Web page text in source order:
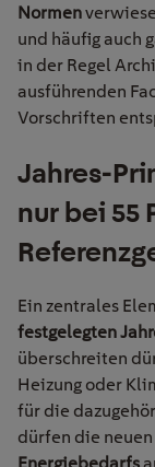
Normen
und häufig auch
in der Regel
ausführenden
Vorschriften
Jahres-
nur bei 55
Ein zentrales
festgelegten
überschreiten
Heizung oder
für die
dürfen die